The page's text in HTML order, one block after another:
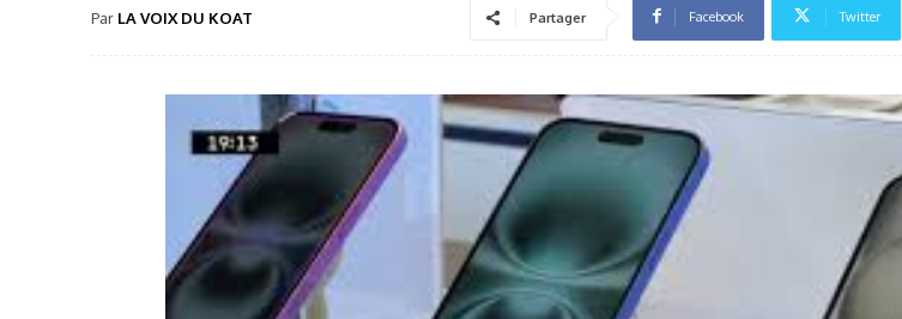
Par LA VOIX DU KOAT Partager Facebook Twitter